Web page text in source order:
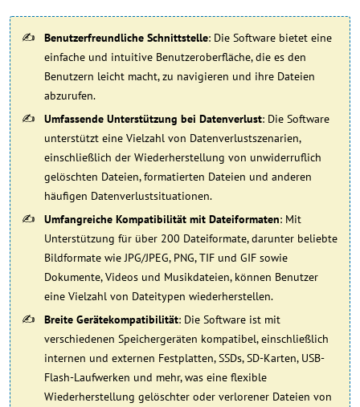
Benutzerfreundliche Schnittstelle: Die Software bietet eine
einfache und intuitive Benutzeroberfläche, die es den
Benutzern leicht macht, zu navigieren und ihre Dateien
abzurufen.
Umfassende Unterstützung bei Datenverlust: Die Software
unterstützt eine Vielzahl von Datenverlustszenarien,
einschließlich der Wiederherstellung von unwiderruflich
gelöschten Dateien, formatierten Dateien und anderen
häufigen Datenverlustsituationen.
Umfangreiche Kompatibilität mit Dateiformaten: Mit
Unterstützung für über 200 Dateiformate, darunter beliebte
Bildformate wie JPG/JPEG, PNG, TIF und GIF sowie
Dokumente, Videos und Musikdateien, können Benutzer
eine Vielzahl von Dateitypen wiederherstellen.
Breite Gerätekompatibilität: Die Software ist mit
verschiedenen Speichergeräten kompatibel, einschließlich
internen und externen Festplatten, SSDs, SD-Karten, USB-
Flash-Laufwerken und mehr, was eine flexible
Wiederherstellung gelöschter oder verlorener Dateien von